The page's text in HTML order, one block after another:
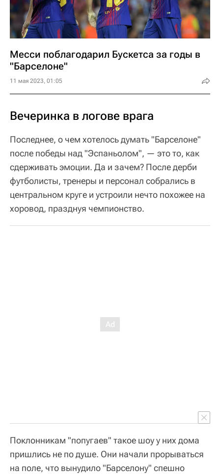
Месси поблагодарил Бускетса за годы в
"Барселоне"
11 мая 2023, 01:05
Вечеринка в логове врага
Последнее, о чем хотелось думать "Барселоне"
после победы над "Эспаньолом", — это то, как
сдерживать эмоции. Да и зачем? После дерби
футболисты, тренеры и персонал собрались в
центральном круге и устроили нечто похожее на
хоровод, празднуя чемпионство.
Поклонникам "попугаев" такое шоу у них дома
пришлись не по душе. Они начали прорываться
на поле, что вынудило "Барселону" спешно